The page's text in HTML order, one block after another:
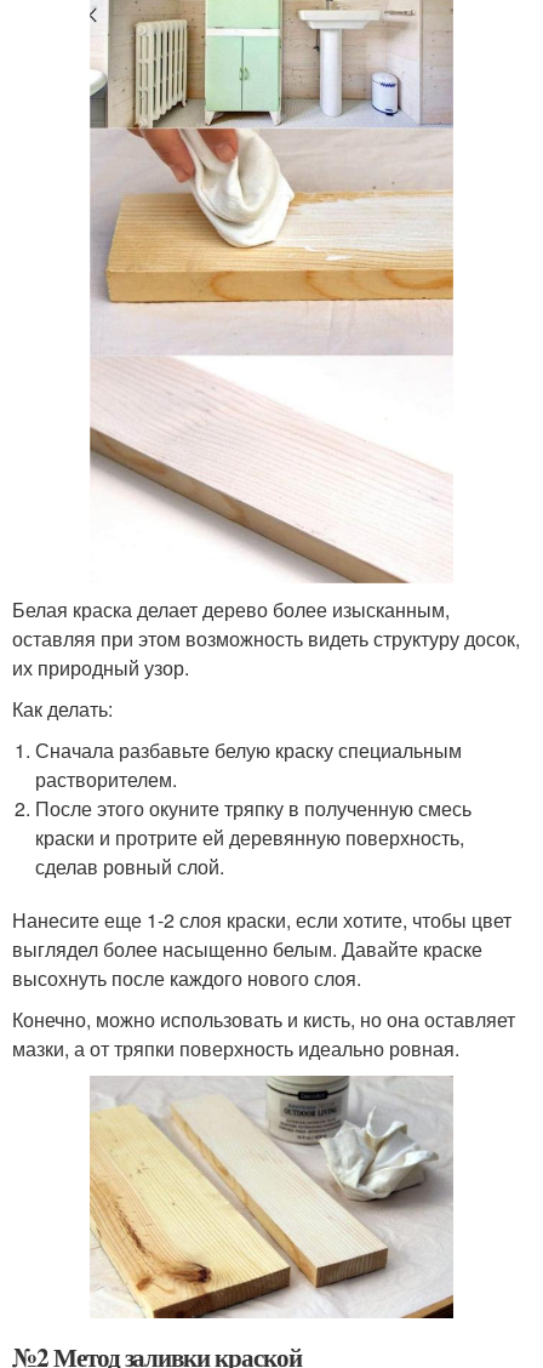
Белая краска делает дерево более изысканным,
оставляя при этом возможность видеть структуру досок,
их природный узор.
Как делать:
Сначала разбавьте белую краску специальным
растворителем.
После этого окуните тряпку в полученную смесь
краски и протрите ей деревянную поверхность,
сделав ровный слой.
Нанесите еще 1-2 слоя краски, если хотите, чтобы цвет
выглядел более насыщенно белым. Давайте краске
высохнуть после каждого нового слоя.
Конечно, можно использовать и кисть, но она оставляет
мазки, а от тряпки поверхность идеально ровная.
№2 Метод заливки краской